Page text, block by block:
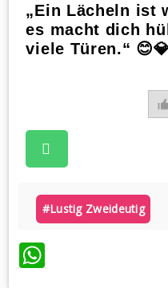
„Ein Lächeln ist
es macht dich
viele Türen.“
#lustig Zweideutig
WhatsApp